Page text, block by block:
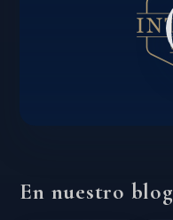
En nuestro blog